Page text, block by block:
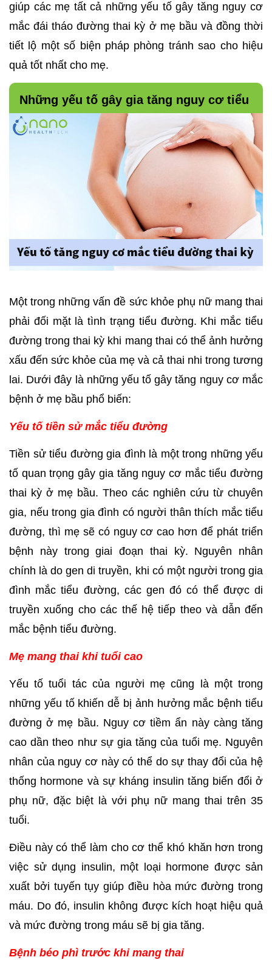
giúp các mẹ tất cả những yếu tố gây tăng nguy cơ
mắc đái tháo đường thai kỳ ở mẹ bầu và đồng thời
tiết lộ một số biện pháp phòng tránh sao cho hiệu
quả tốt nhất cho mẹ.
Những yếu tố gây gia tăng nguy cơ tiểu
đường ở mẹ bầu
Một trong những vấn đề sức khỏe phụ nữ mang thai
phải đối mặt là tình trạng tiểu đường. Khi mắc tiểu
đường trong thai kỳ khi mang thai có thể ảnh hưởng
xấu đến sức khỏe của mẹ và cả thai nhi trong tương
lai. Dưới đây là những yếu tố gây tăng nguy cơ mắc
bệnh ở mẹ bầu phổ biến:
Yếu tố tiền sử mắc tiểu đường
Tiền sử tiểu đường gia đình là một trong những yếu
tố quan trọng gây gia tăng nguy cơ mắc tiểu đường
thai kỳ ở mẹ bầu. Theo các nghiên cứu từ chuyên
gia, nếu trong gia đình có người thân thích mắc tiểu
đường, thì mẹ sẽ có nguy cơ cao hơn để phát triển
bệnh này trong giai đoạn thai kỳ. Nguyên nhân
chính là do gen di truyền, khi có một người trong gia
đình mắc tiểu đường, các gen đó có thể được di
truyền xuống cho các thế hệ tiếp theo và dẫn đến
mắc bệnh tiểu đường.
Mẹ mang thai khi tuổi cao
Yếu tố tuổi tác của người mẹ cũng là một trong
những yếu tố khiến dễ bị ảnh hưởng mắc bệnh tiểu
đường ở mẹ bầu. Nguy cơ tiềm ẩn này càng tăng
cao dần theo như sự gia tăng của tuổi mẹ. Nguyên
nhân của nguy cơ này có thể do sự thay đổi của hệ
thống hormone và sự kháng insulin tăng biến đổi ở
phụ nữ, đặc biệt là với phụ nữ mang thai trên 35
tuổi.
Điều này có thể làm cho cơ thể khó khăn hơn trong
việc sử dụng insulin, một loại hormone được sản
xuất bởi tuyến tụy giúp điều hòa mức đường trong
máu. Do đó, insulin không được kích hoạt hiệu quả
và mức đường trong máu sẽ bị gia tăng.
Bệnh béo phì trước khi mang thai